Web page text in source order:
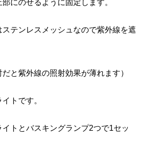
にのせるように固定します。
テンレスメッシュなので紫外線を遮
だと紫外線の照射効果が薄れます）
トです。
トとバスキングランプ2つで1セッ